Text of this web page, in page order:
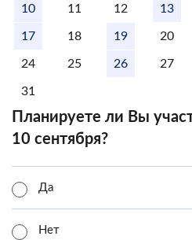
10 11 12 13
17 18 19 20
24 25 26 27
31
Планируете ли Вы
10 сентября?
Да
Нет